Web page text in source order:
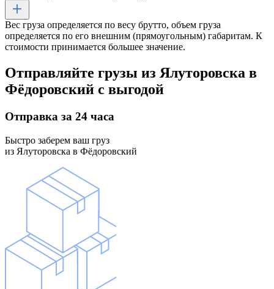
Вес груза определяется по весу брутто, объем груза
определяется по его внешним (прямоугольным) габаритам. К
стоимости принимается большее значение.
Отправляйте грузы из Ялуторовска в
Фёдоровский с выгодой
Отправка за 24 часа
Быстро заберем ваш груз
из Ялуторовска в Фёдоровский